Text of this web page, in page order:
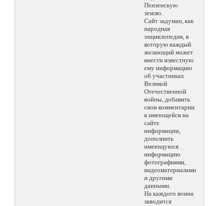
Пензенскую
землю.
Сайт задуман, как
народная
энциклопедия, в
которую каждый
желающий может
внести известную
ему информацию
об участниках
Великой
Отечественной
войны, добавить
свои комментарии
к имеющейся на
сайте
информации,
дополнить
имеющуюся
информацию
фотографиями,
видеоматериалами
и другими
данными.
На каждого воина
заводится